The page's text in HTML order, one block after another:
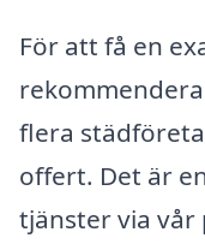
För att få en
flera
offert. Det är
tjänster via vår